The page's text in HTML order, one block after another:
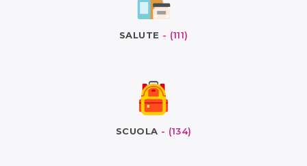
SALUTE - (111)
SCUOLA - (134)